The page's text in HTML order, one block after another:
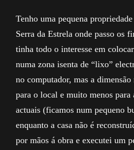
Tenho uma pequena
Serra da Estrela onde passo os
tinha todo o interesse em
numa zona isenta de “lixo”
no computador, mas a
para o local e muito menos para
actuais (ficamos num pequeno
enquanto a casa não é
por mãos á obra e executei um